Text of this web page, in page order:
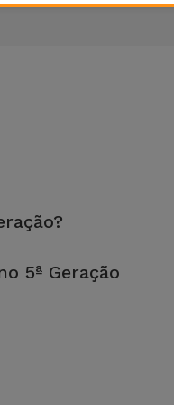
5ª Geração